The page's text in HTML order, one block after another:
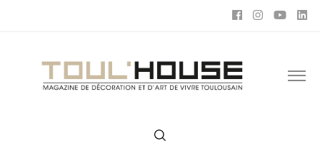
Toul'House
Magazine de Décoration et d'Art de Vivre.